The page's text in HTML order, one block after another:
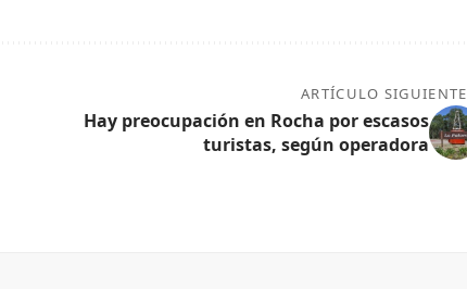
ARTÍCULO SIGUIENTE
Hay preocupación en Rocha por escasos
turistas, según operadora